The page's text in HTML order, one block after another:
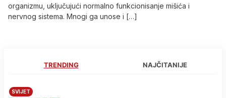
organizmu, uključujući normalno funkcionisanje mišića i
nervnog sistema. Mnogi ga unose i […]
TRENDING NAJČITANIJE
SVIJET